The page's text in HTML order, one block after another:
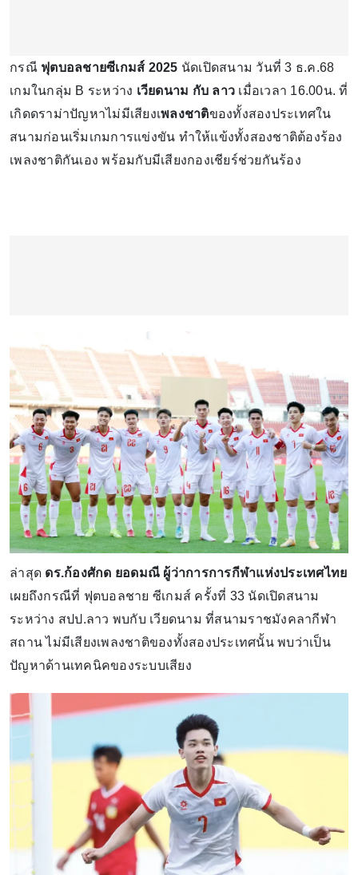
กรณี ฟุตบอลชายซีเกมส์ 2025 นัดเปิดสนาม วันที่ 3 ธ.ค.68
เกมในกลุ่ม B ระหว่าง เวียดนาม กับ ลาว เมื่อเวลา 16.00น. ที่
เกิดดราม่าปัญหาไม่มีเสียงเพลงชาติของทั้งสองประเทศใน
สนามก่อนเริ่มเกมการแข่งขัน ทำให้แข้งทั้งสองชาติต้องร้อง
เพลงชาติกันเอง พร้อมกับมีเสียงกองเชียร์ช่วยกันร้อง
ล่าสุด ดร.ก้องศักด ยอดมณี ผู้ว่าการการกีฬาแห่งประเทศไทย
เผยถึงกรณีที่ ฟุตบอลชาย ซีเกมส์ ครั้งที่ 33 นัดเปิดสนาม
ระหว่าง สปป.ลาว พบกับ เวียดนาม ที่สนามราชมังคลากีฬา
สถาน ไม่มีเสียงเพลงชาติของทั้งสองประเทศนั้น พบว่าเป็น
ปัญหาด้านเทคนิคของระบบเสียง